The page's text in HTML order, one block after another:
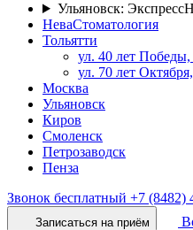
Ульяновск:
НеваСтоматология
Тольятти
ул. 40 лет
ул. 70 лет
Москва
Ульяновск
Киров
Смоленск
Петрозаводск
Пенза
Звонок бесплатный +7 (8482)
Записаться на приём